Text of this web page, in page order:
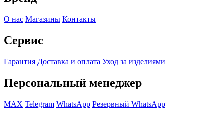
О нас Магазины Контакты
Сервис
Гарантия Доставка и оплата Уход за изделиями
Персональный менеджер
MAX Telegram WhatsApp Резервный WhatsApp